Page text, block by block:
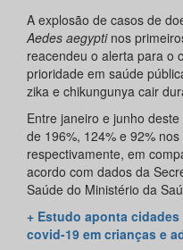
A explosão de casos de
Aedes aegyptinos
reacendeu o alerta para o
prioridade em saúde
zika e chikungunya cair
Entre janeiro e junho
de 196%, 124% e 92%
respectivamente, em
acordo com dados da
Saúde do Ministério da
+ Estudo aponta
covid-19 em crianças e